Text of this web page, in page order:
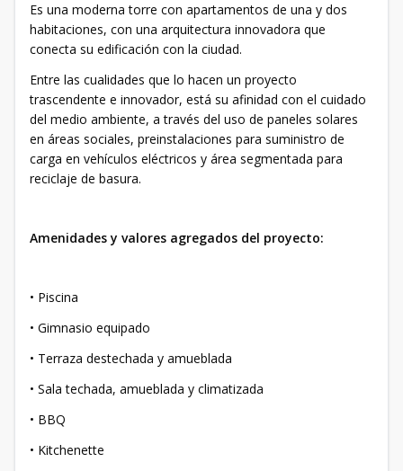
Es una moderna torre con apartamentos de una y dos
habitaciones, con una arquitectura innovadora que
conecta su edificación con la ciudad.
Entre las cualidades que lo hacen un proyecto
trascendente e innovador, está su afinidad con el cuidado
del medio ambiente, a través del uso de paneles solares
en áreas sociales, preinstalaciones para suministro de
carga en vehículos eléctricos y área segmentada para
reciclaje de basura.
Amenidades y valores agregados del proyecto:
• Piscina
• Gimnasio equipado
• Terraza destechada y amueblada
• Sala techada, amueblada y climatizada
• BBQ
• Kitchenette